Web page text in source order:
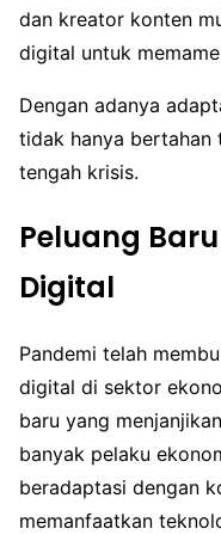
dan kreator konten
digital untuk
Dengan adanya
tidak hanya bertahan
tengah krisis.
Peluang
Digital
Pandemi telah
digital di sektor
baru yang
banyak pelaku
beradaptasi dengan
memanfaatkan